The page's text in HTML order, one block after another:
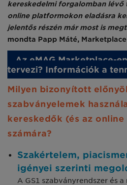
kereskedelmi forgalomban lévő
online platformokon eladásra
jelentős részén már most is
mondta Papp Máté,
Az eMAG Marketplace-
tervezi? Információk a
Milyen bizonyított
szabványelemek
kereskedők (és az
számára?
Szakértelem,
igényei szerinti
A GS1 szabványrendszer és